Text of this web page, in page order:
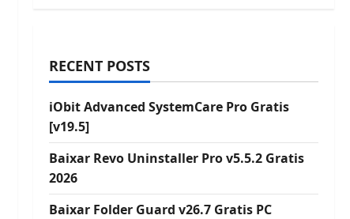
RECENT POSTS
iObit Advanced SystemCare Pro Gratis
[v19.5]
Baixar Revo Uninstaller Pro v5.5.2 Gratis
2026
Baixar Folder Guard v26.7 Gratis PC